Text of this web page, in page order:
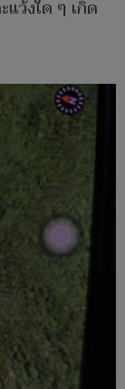
แว้งใด ๆ เกิด